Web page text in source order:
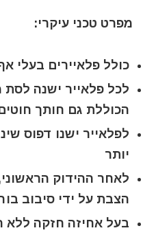
מפרט טכני עיקרי:
כולל פלאיירים בעלי
לכל פלאייר ישנה
הכוללת גם חותך
לפלאייר ישנו דפוס
יותר
לאחר ההידוק
הצבת על ידי סיבוב
בעל אחיזה חזקה